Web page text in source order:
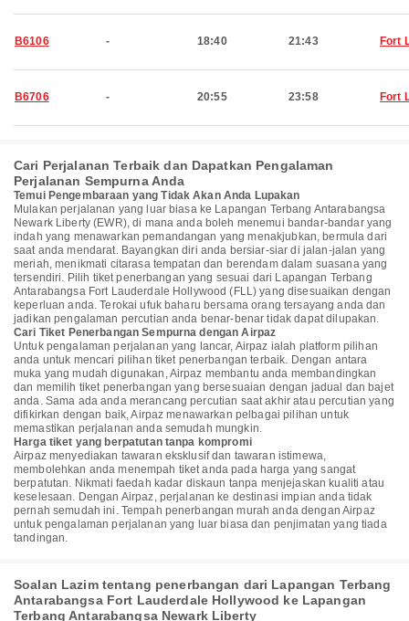
B6106 - 18:40 21:43 Fort
B6706 - 20:55 23:58 Fort
Cari Perjalanan Terbaik dan Dapatkan Pengalaman
Perjalanan Sempurna Anda
Temui Pengembaraan yang Tidak Akan Anda Lupakan
Mulakan perjalanan yang luar biasa ke Lapangan Terbang Antarabangsa
Newark Liberty (EWR), di mana anda boleh menemui bandar-bandar yang
indah yang menawarkan pemandangan yang menakjubkan, bermula dari
saat anda mendarat. Bayangkan diri anda bersiar-siar di jalan-jalan yang
meriah, menikmati citarasa tempatan dan berendam dalam suasana yang
tersendiri. Pilih tiket penerbangan yang sesuai dari Lapangan Terbang
Antarabangsa Fort Lauderdale Hollywood (FLL) yang disesuaikan dengan
keperluan anda. Terokai ufuk baharu bersama orang tersayang anda dan
jadikan pengalaman percutian anda benar-benar tidak dapat dilupakan.
Cari Tiket Penerbangan Sempurna dengan Airpaz
Untuk pengalaman perjalanan yang lancar, Airpaz ialah platform pilihan
anda untuk mencari pilihan tiket penerbangan terbaik. Dengan antara
muka yang mudah digunakan, Airpaz membantu anda membandingkan
dan memilih tiket penerbangan yang bersesuaian dengan jadual dan bajet
anda. Sama ada anda merancang percutian saat akhir atau percutian yang
difikirkan dengan baik, Airpaz menawarkan pelbagai pilihan untuk
memastikan perjalanan anda semudah mungkin.
Harga tiket yang berpatutan tanpa kompromi
Airpaz menyediakan tawaran eksklusif dan tawaran istimewa,
membolehkan anda menempah tiket anda pada harga yang sangat
berpatutan. Nikmati faedah kadar diskaun tanpa menjejaskan kualiti atau
keselesaan. Dengan Airpaz, perjalanan ke destinasi impian anda tidak
pernah semudah ini. Tempah penerbangan murah anda dengan Airpaz
untuk pengalaman perjalanan yang luar biasa dan penjimatan yang tiada
tandingan.
Soalan Lazim tentang penerbangan dari Lapangan Terbang
Antarabangsa Fort Lauderdale Hollywood ke Lapangan
Terbang Antarabangsa Newark Liberty